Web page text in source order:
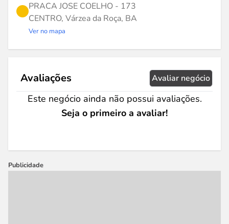
PRACA JOSE COELHO - 173
CENTRO, Várzea da Roça, BA
Ver no mapa
Avaliações Avaliar negócio
Este negócio ainda não possui avaliações.
Seja o primeiro a avaliar!
Publicidade